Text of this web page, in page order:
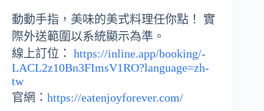
動動手指，美味的美式料理任你點！
實
際外送範圍以系統顯示為準。
線上訂位： https://inline.app/booking/-
LACL2z10Bn3FImsV1RO?language=zh-
tw
官網： https://eatenjoyforever.com/